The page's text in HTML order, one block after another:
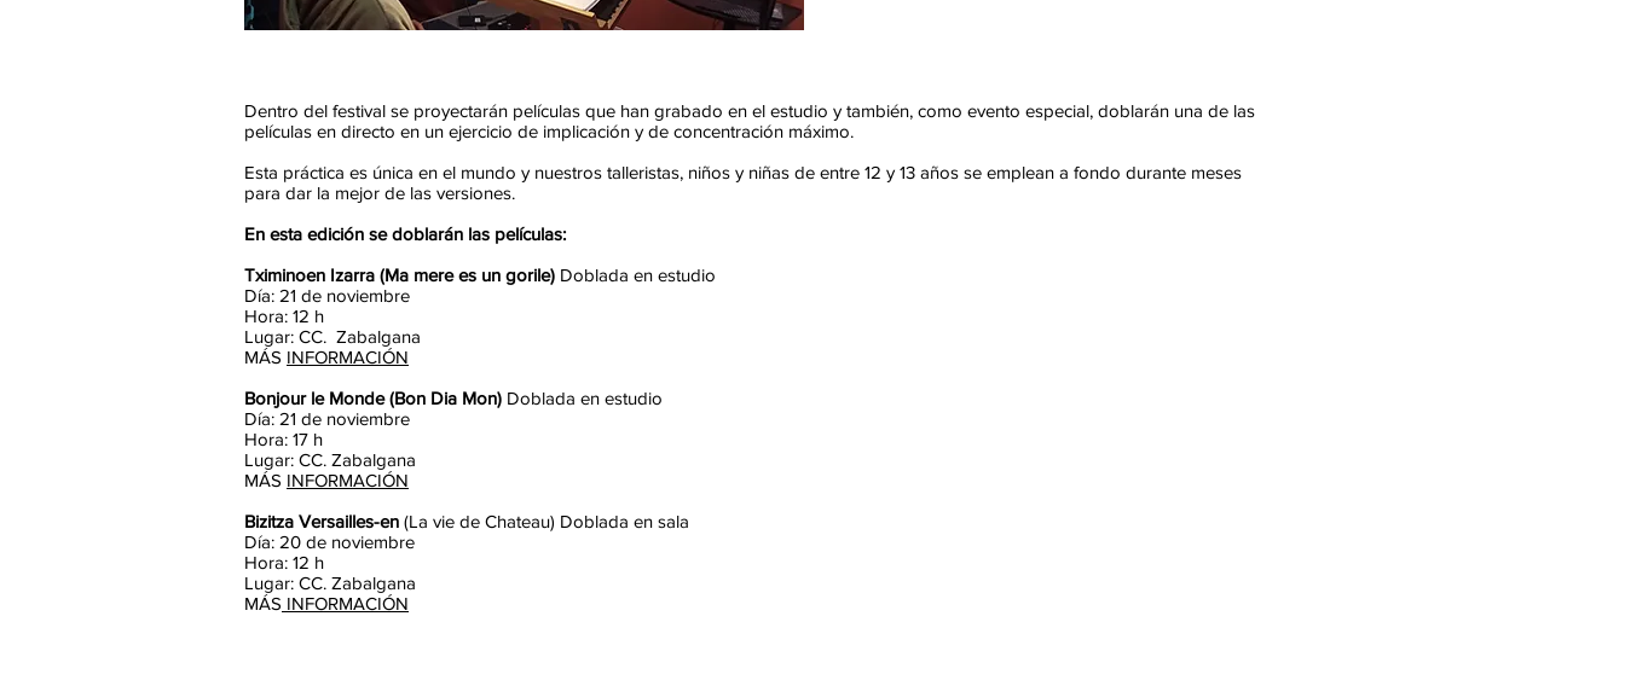
Dentro del festival se proyectarán películas que han grabado en el estudio y también, como evento especial, doblarán una de las
películas en directo en un ejercicio de implicación y de concentración máximo.
Esta práctica es única en el mundo y nuestros talleristas, niños y niñas de entre 12 y 13 años se emplean a fondo durante meses
para dar la mejor de las versiones.
En esta edición se doblarán las películas:
Tximinoen Izarra (Ma mere es un gorile) Doblada en estudio
Día: 21 de noviembre
Hora: 12 h
Lugar: CC. Zabalgana
MÁS INFORMACIÓN
Bonjour le Monde (Bon Dia Mon) Doblada en estudio
Día: 21 de noviembre
Hora: 17 h
Lugar: CC. Zabalgana
MÁS INFORMACIÓN
Bizitza Versailles-en (La vie de Chateau) Doblada en sala
Día: 20 de noviembre
Hora: 12 h
Lugar: CC. Zabalgana
MÁS INFORMACIÓN